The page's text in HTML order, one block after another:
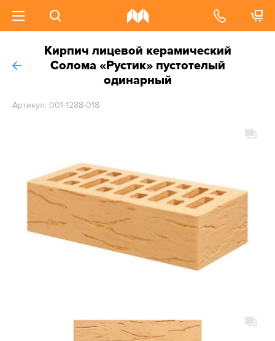
Кирпич лицевой керамический
Солома «Рустик» пустотелый
одинарный
Артикул: 001-1288-018